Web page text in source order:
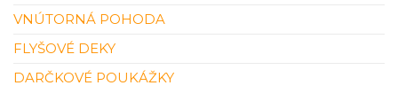
VNÚTORNÁ POHODA
FLYŠOVÉ DEKY
DARČKOVÉ POUKÁŽKY